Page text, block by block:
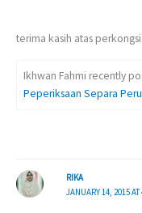
terima kasih atas
Ikhwan Fahmi recently
Peperiksaan Separa
RIKA
JANUARY 14, 2015 AT